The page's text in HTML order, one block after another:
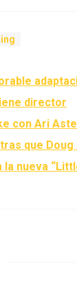
director
con Ari
que
nueva